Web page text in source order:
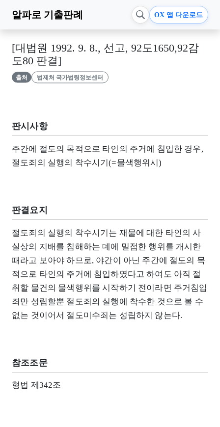
알파로 기출판례 OX 앱 다운로드
[대법원 1992. 9. 8., 선고, 92도1650,92감
도80 판결]
출처 법제처 국가법령정보센터
판시사항
주간에 절도의 목적으로 타인의 주거에 침입한 경우,
절도죄의 실행의 착수시기(=물색행위시)
판결요지
절도죄의 실행의 착수시기는 재물에 대한 타인의 사
실상의 지배를 침해하는 데에 밀접한 행위를 개시한
때라고 보아야 하므로, 야간이 아닌 주간에 절도의 목
적으로 타인의 주거에 침입하였다고 하여도 아직 절
취할 물건의 물색행위를 시작하기 전이라면 주거침입
죄만 성립할뿐 절도죄의 실행에 착수한 것으로 볼 수
없는 것이어서 절도미수죄는 성립하지 않는다.
참조조문
형법 제342조